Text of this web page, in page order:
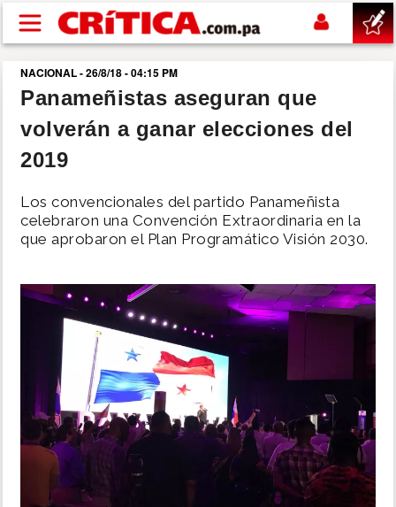
Pasar al contenido principal
buscar
SUCESOS
POLÍTICA
DEPORTES
MUNDO
INSÓLITAS
NACIONAL - 26/8/18 - 04:15 PM
Panameñistas aseguran que
volverán a ganar elecciones del
2019
Los convencionales del partido Panameñista
celebraron una Convención Extraordinaria en la
que aprobaron el Plan Programático Visión 2030.